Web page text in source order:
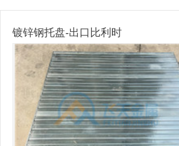
南通重型货架